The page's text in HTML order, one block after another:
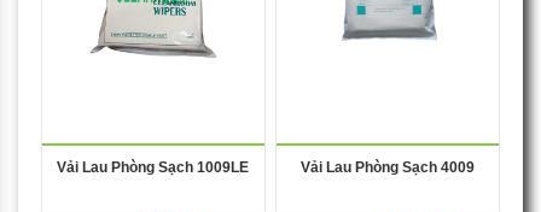
Vải Lau Phòng Sạch 1009LE Vải Lau Phòng Sạch 4009